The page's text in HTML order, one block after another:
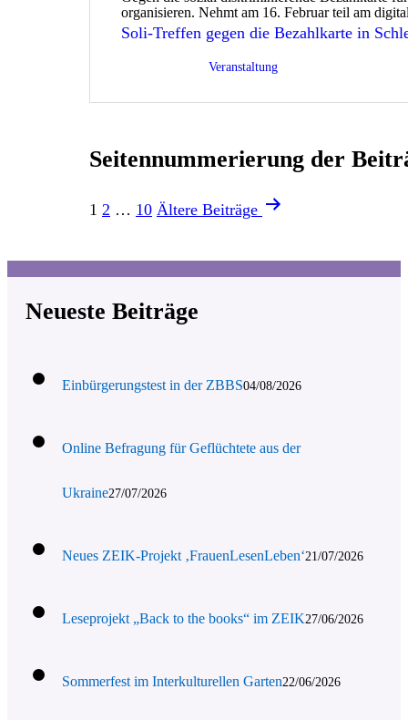
organisieren. Nehmt am 16. Februar teil am
Soli-Treffen gegen die Bezahlkarte in
Veranstaltung
Seitennummerierung der
1 2 … 10 Ältere Beiträge
Neueste Beiträge
Einbürgerungstest in der ZBBS04/08/2026
Online Befragung für Geflüchtete aus der
Ukraine27/07/2026
Neues ZEIK-Projekt ‚FrauenLesenLeben‘21/07/2026
Leseprojekt „Back to the books“ im ZEIK27/06/2026
Sommerfest im Interkulturellen Garten22/06/2026